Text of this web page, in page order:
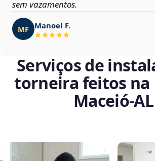
sem vazamentos.
MF Manoel F.
Serviços de
torneira feitos na
Maceió‑AL